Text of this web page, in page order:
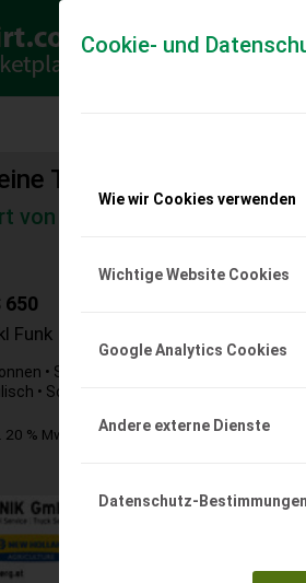
Cookie- und
Wie wir Cookies verwenden
Wichtige Website Cookies
Google Analytics Cookies
Andere externe Dienste
Datenschutz-Bestimmungen
von Land- und
Funk
• Seil 80M/11er oder 100m/10er •
• Schildbreite: 1.750 mm •
20 % MwSt.